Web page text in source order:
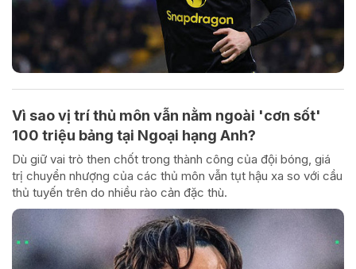
Vì sao vị trí thủ môn vẫn nằm ngoài 'cơn sốt'
100 triệu bảng tại Ngoại hạng Anh?
Dù giữ vai trò then chốt trong thành công của đội bóng, giá
trị chuyển nhượng của các thủ môn vẫn tụt hậu xa so với cầu
thủ tuyến trên do nhiều rào cản đặc thù.